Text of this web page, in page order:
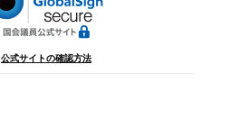
公式サイトの確認方法